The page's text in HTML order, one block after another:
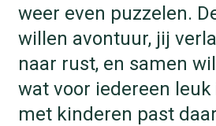
weer even puzzelen.
willen avontuur, jij
naar rust, en samen
wat voor iedereen
met kinderen past